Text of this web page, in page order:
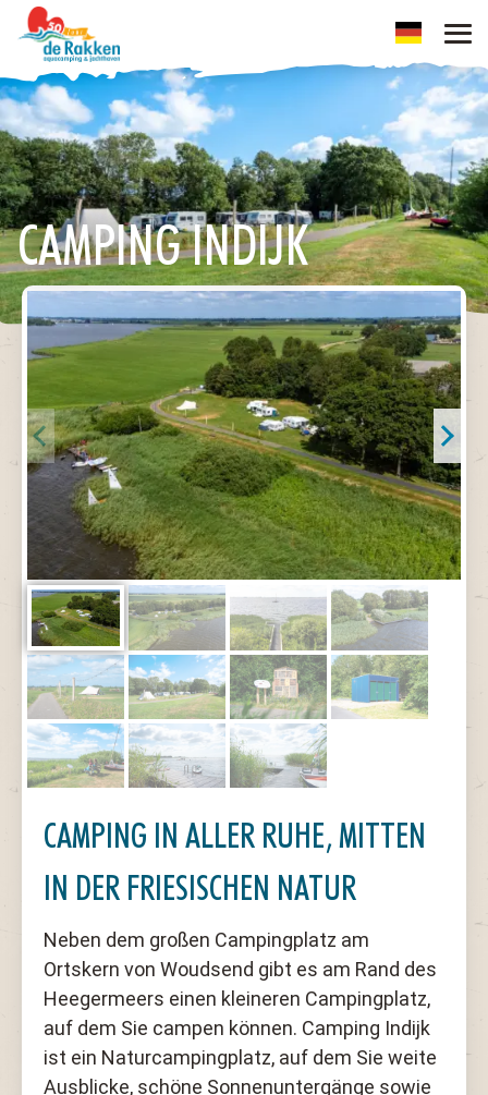
CAMPING INDIJK
CAMPING IN ALLER RUHE, MITTEN
IN DER FRIESISCHEN NATUR
Neben dem großen Campingplatz am
Ortskern von Woudsend gibt es am Rand des
Heegermeers einen kleineren Campingplatz,
auf dem Sie campen können. Camping Indijk
ist ein Naturcampingplatz, auf dem Sie weite
Ausblicke, schöne Sonnenuntergänge sowie